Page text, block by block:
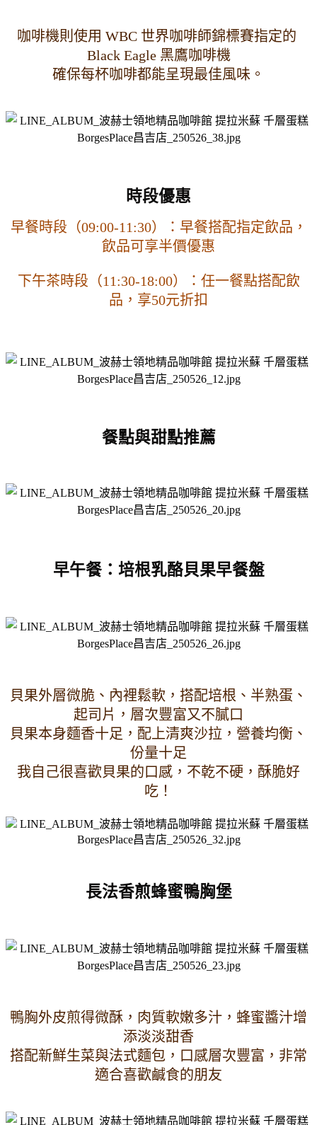
咖啡機則使用 WBC 世界咖啡師錦標賽指定的
Black Eagle 黑鷹咖啡機
確保每杯咖啡都能呈現最佳風味。
時段優惠
早餐時段（09:00-11:30）：早餐搭配指定飲品，
飲品可享半價優惠
下午茶時段（11:30-18:00）：任一餐點搭配飲
品，享50元折扣
餐點與甜點推薦
早午餐：培根乳酪貝果早餐盤
貝果外層微脆、內裡鬆軟，搭配培根、半熟蛋、
起司片，層次豐富又不膩口
貝果本身麵香十足，配上清爽沙拉，營養均衡、
份量十足
我自己很喜歡貝果的口感，不乾不硬，酥脆好
吃！
長法香煎蜂蜜鴨胸堡
鴨胸外皮煎得微酥，肉質軟嫩多汁，蜂蜜醬汁增
添淡淡甜香
搭配新鮮生菜與法式麵包，口感層次豐富，非常
適合喜歡鹹食的朋友